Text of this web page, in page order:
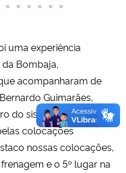
uma experiência
Bombaja,
acompanharam de
Guimarães,
do sistema de freios da
colocações
nossas colocações,
e o 5º lugar na